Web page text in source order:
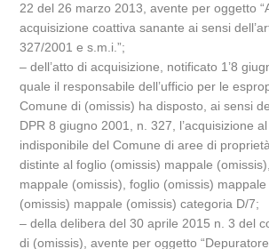
22 del 26 marzo 2013, avente per oggetto
acquisizione coattiva sanante ai sensi
327/2001 e s.m.i.”;
– dell’atto di acquisizione, notificato 1’8
quale il responsabile dell’ufficio per le
Comune di (omissis) ha disposto, ai sensi
DPR 8 giugno 2001, n. 327, l’acquisizione
indisponibile del Comune di aree di
distinte al foglio (omissis) mappale
mappale (omissis), foglio (omissis)
(omissis) mappale (omissis) categoria D/7;
– della delibera del 30 aprile 2015 n. 3 del
di (omissis), avente per oggetto